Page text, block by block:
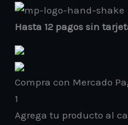
Hasta 12 pagos sin
Compra con Mercado
1
Agrega tu producto al